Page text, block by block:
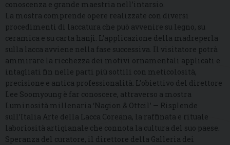
conoscenza e grande maestria nell’intarsio.
La mostra comprende opere realizzate con diversi
procedimenti di laccatura che può avvenire su legno, su
ceramica e su carta hanji. L’applicazione della madreperla
sulla lacca avviene nella fase successiva. Il visitatore potrà
ammirare la ricchezza dei motivi ornamentali applicati e
intagliati fin nelle parti più sottili con meticolosità,
precisione e antica professionalità. L’obiettivo del direttore
Lee Soomyoung è far conoscere, attraverso a mostra
Luminosità millenaria ‘Nagion & Ottcil’ — Risplende
sull’Italia Arte della Lacca Coreana, la raffinata e rituale
laboriosità artigianale che connota la cultura del suo paese.
Speranza del curatore, il direttore della Galleria dei